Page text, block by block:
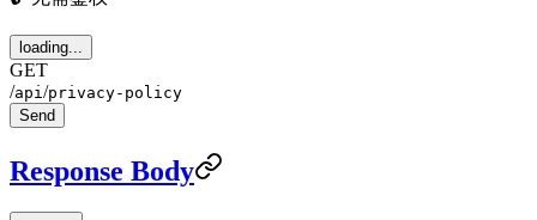
loading...
GET
/api /privacy-policy
Send
Response Body